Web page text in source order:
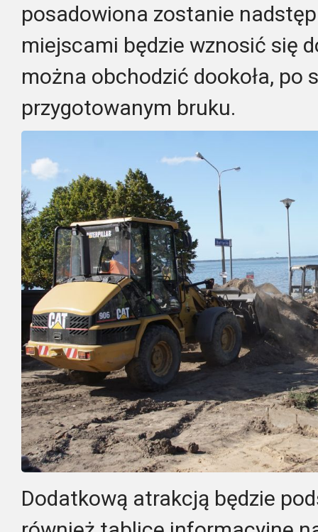
posadowiona zostanie
miejscami będzie wznosić się
można obchodzić dookoła, po
przygotowanym bruku.
Dodatkową atrakcją będzie